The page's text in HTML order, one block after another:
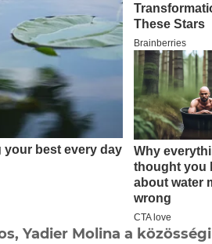
Yadier Molina a közösségi